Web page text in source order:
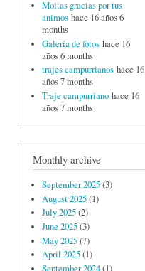
Moitas gracias por tus
animos hace 16 años 6
months
Galería de fotos hace 16
años 6 months
trajes campurrianos hace 16
años 7 months
Traje campurriano hace 16
años 7 months
Monthly archive
September 2025(3)
August 2025(1)
July 2025(2)
June 2025(3)
May 2025(7)
April 2025(1)
September 2024(1)